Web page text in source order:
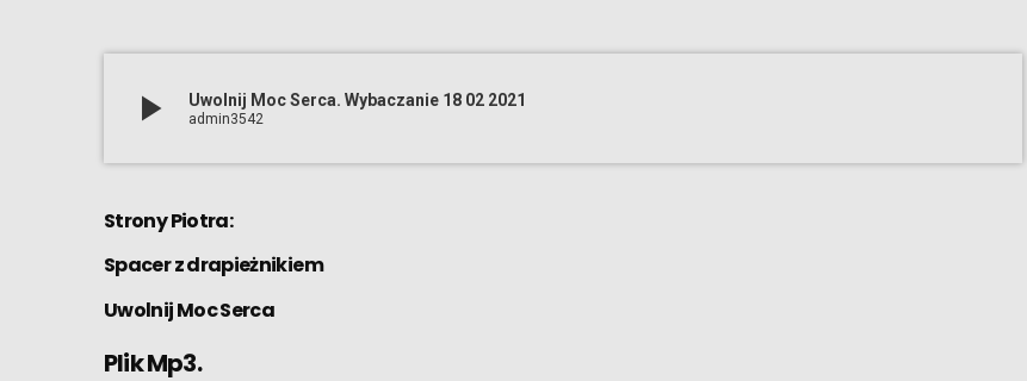
play_arrow Uwolnij Moc Serca. Wybaczanie 18 02 2021
admin3542
Strony Piotra:
Spacer z drapieżnikiem
Uwolnij Moc Serca
Plik Mp3.